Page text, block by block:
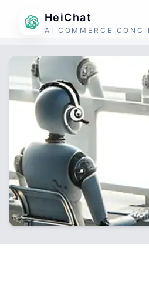
HeiChat
AI COMMERCE